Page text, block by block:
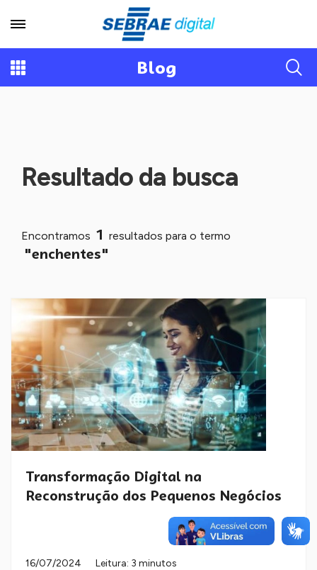
Blog
Resultado da busca
Encontramos 1 resultados para o termo
"enchentes"
Transformação Digital na
Reconstrução dos Pequenos Negócios
16/07/2024
Leitura: 3 minutos